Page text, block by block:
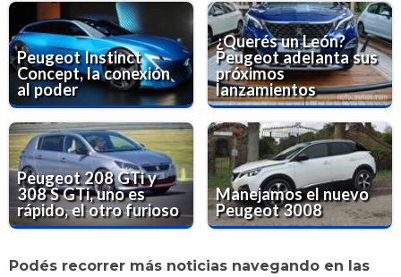
Peugeot Instinct
Concept, la conexión
al poder
¿Querés un León?
Peugeot adelanta sus
próximos
lanzamientos
Peugeot 208 GTi y
308 S GTi, uno es
rápido, el otro furioso
Manejamos el nuevo
Peugeot 3008
Podés recorrer más noticias navegando en las